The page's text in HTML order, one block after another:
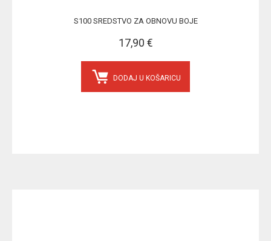
S100 SREDSTVO ZA OBNOVU BOJE
17,90 €
DODAJ U KOŠARICU